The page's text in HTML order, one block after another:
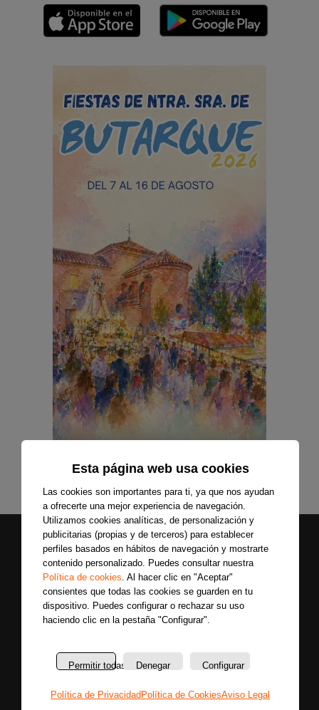
Esta página web usa cookies
Las cookies son importantes para ti, ya que nos ayudan
a ofrecerte una mejor experiencia de navegación.
Utilizamos cookies analíticas, de personalización y
publicitarias (propias y de terceros) para establecer
perfiles basados en hábitos de navegación y mostrarte
contenido personalizado. Puedes consultar nuestra
Política de cookies. Al hacer clic en "Aceptar"
consientes que todas las cookies se guarden en tu
dispositivo. Puedes configurar o rechazar su uso
haciendo clic en la pestaña "Configurar".
Permitir todas Denegar Configurar
Política de Privacidad Política de CookiesAviso Legal
Últimas
noticias
Entrevistas
nosotros
La
Política
Únete a nuestras
entérate primero